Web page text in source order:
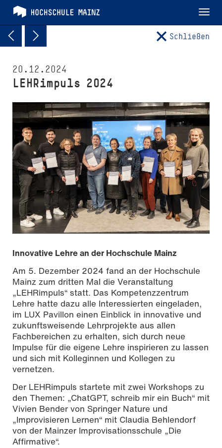
Schließen
20.12.2024
LEHRimpuls 2024
Innovative Lehre an der Hochschule Mainz
Am 5. Dezember 2024 fand an der Hochschule
Mainz zum dritten Mal die Veranstaltung
„LEHRimpuls“ statt. Das Kompetenzzentrum
Lehre hatte dazu alle Interessierten eingeladen,
im LUX Pavillon einen Einblick in innovative und
zukunftsweisende Lehrprojekte aus allen
Fachbereichen zu erhalten, sich durch neue
Impulse für die eigene Lehre inspirieren zu lassen
und sich mit Kolleginnen und Kollegen zu
vernetzen.
Der LEHRimpuls startete mit zwei Workshops zu
den Themen: „ChatGPT, schreib mir ein Buch“ mit
Vivien Bender von Springer Nature und
„Improvisieren Lernen“ mit Claudia Behlendorf
von der Mainzer Improvisationsschule „Die
Affirmative“.